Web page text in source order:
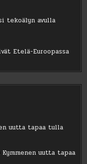
tekoälyn avulla
Etelä-Euroopassa
uutta tapaa tulla
Kymmenen uutta tapaa